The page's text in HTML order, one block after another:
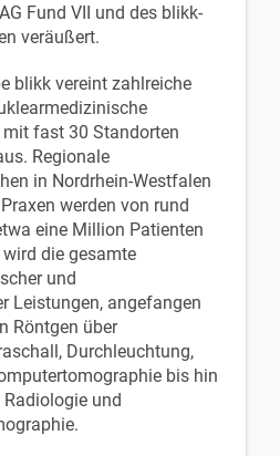
Fund VII und des blikk-
veräußert.
blikk vereint zahlreiche
fast 30 Standorten
Regionale
in Nordrhein-Westfalen
werden von rund
eine Million Patienten
die gesamte
und
Leistungen, angefangen
Röntgen über
Durchleuchtung,
bis hin
und